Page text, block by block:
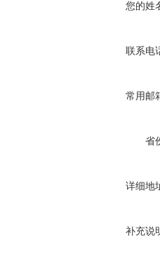
您的姓
联系电
常用邮
省
详细地
补充说